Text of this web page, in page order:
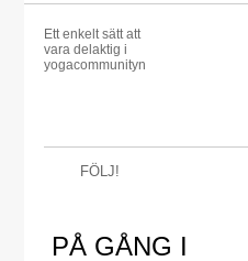
Ett enkelt sätt att
vara delaktig i
yogacommunityn
FÖLJ!
PÅ GÅNG I